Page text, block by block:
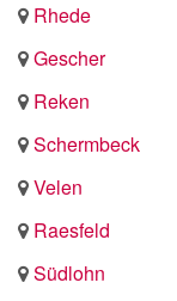
Rhede
Gescher
Reken
Schermbeck
Velen
Raesfeld
Südlohn